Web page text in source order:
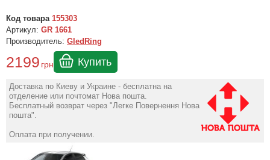
Код товара 155303
Артикул: GR 1661
Производитель: GledRing
2199 грн Купить
Доставка по Киеву и Украине - бесплатна на
отделение или почтомат Нова пошта.
Бесплатный возврат через "Легке Повернення Нова
пошта".
Оплата при получении.